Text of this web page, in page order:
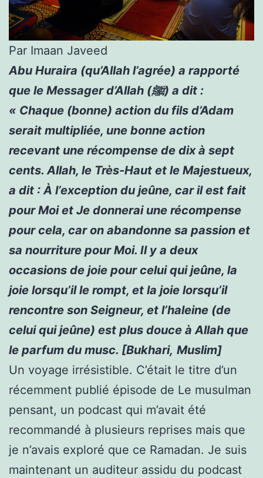
Par Imaan Javeed
Abu Huraira (qu’Allah l’agrée) a rapporté
que le Messager d’Allah (ﷺ) a dit :
« Chaque (bonne) action du fils d’Adam
serait multipliée, une bonne action
recevant une récompense de dix à sept
cents. Allah, le Très-Haut et le Majestueux,
a dit : À l’exception du jeûne, car il est fait
pour Moi et Je donnerai une récompense
pour cela, car on abandonne sa passion et
sa nourriture pour Moi. Il y a deux
occasions de joie pour celui qui jeûne, la
joie lorsqu’il le rompt, et la joie lorsqu’il
rencontre son Seigneur, et l’haleine (de
celui qui jeûne) est plus douce à Allah que
le parfum du musc. [Bukhari, Muslim]
Un voyage irrésistible. C’était le titre d’un
récemment publié épisode de Le musulman
pensant, un podcast qui m’avait été
recommandé à plusieurs reprises mais que
je n’avais exploré que ce Ramadan. Je suis
maintenant un auditeur assidu du podcast